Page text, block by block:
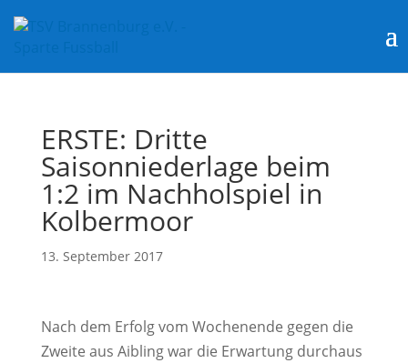
ERSTE: Dritte
Saisonniederlage beim
1:2 im Nachholspiel in
Kolbermoor
13. September 2017
Nach dem Erfolg vom Wochenende gegen die
Zweite aus Aibling war die Erwartung durchaus